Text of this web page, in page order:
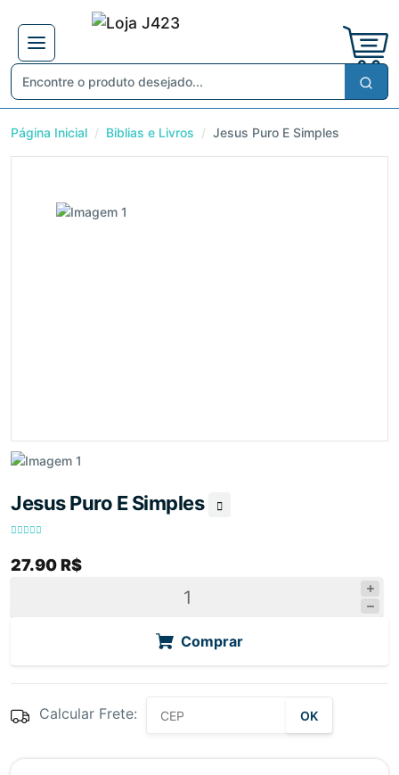
Página Inicial Biblias e Livros Jesus Puro E Simples
Jesus Puro E Simples
27.90 R$
Comprar
Calcular Frete: OK